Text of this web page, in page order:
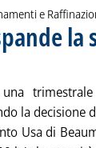
e
martedì 04
la decisione
Usa di